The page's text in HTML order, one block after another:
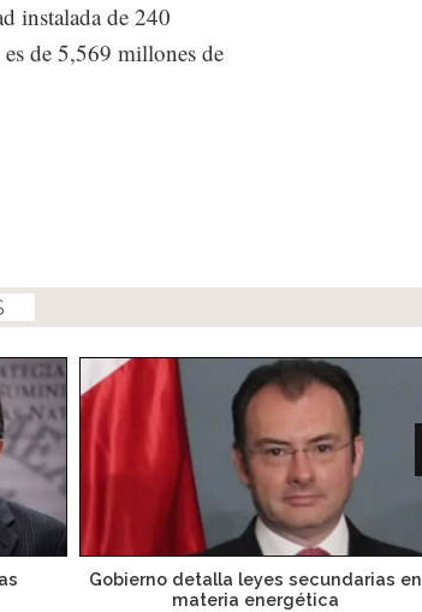
instalada de 240
de 5,569 millones de
Gobierno detalla leyes secundarias en
materia energética